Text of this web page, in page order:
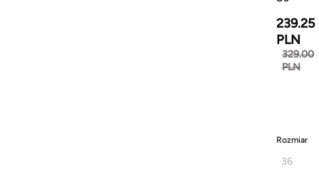
239.25
PLN
329.00
PLN
Rozmiar
36